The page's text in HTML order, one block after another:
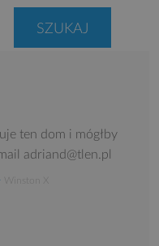
ten dom i mógłby
adriand@tlen.pl
Winston X